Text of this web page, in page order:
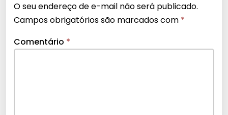
O seu endereço de e-mail não será publicado.
Campos obrigatórios são marcados com *
Comentário *